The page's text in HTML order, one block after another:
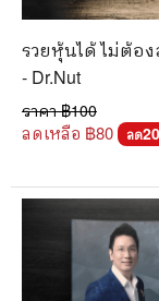
รวยหุ้นได้ ไม่ต้อ
- Dr.Nut
ราคา ฿100
ลดเหลือ ฿80 ลด20